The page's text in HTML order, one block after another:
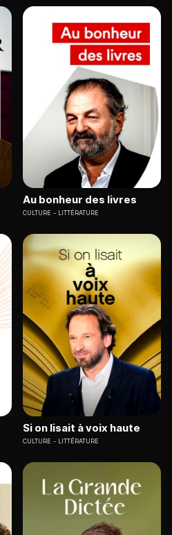
Au bonheur des livres
CULTURE LITTÉRATURE
Si on lisait à voix haute
CULTURE LITTÉRATURE